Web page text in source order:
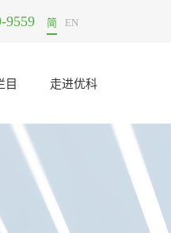
选哪里可以做？
9559 简 EN
目 走进优科